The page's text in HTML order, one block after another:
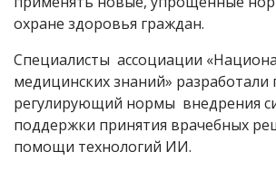
охране здоровья граждан.
Специалисты ассоциации
медицинских знаний» разработали
регулирующий нормы внедрения
поддержки принятия врачебных
помощи технологий ИИ.